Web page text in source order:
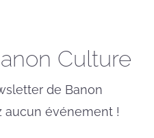
Culture
de Banon
aucun événement !